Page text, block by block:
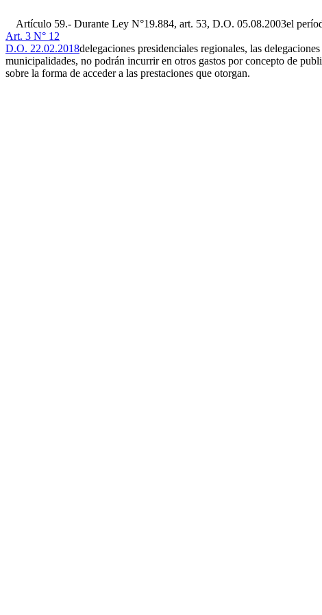
Artículo 59.- Durante Ley N°19.884, art. 53, D.O. 05.08.2003el
Art. 3 N° 12
D.O. 22.02.2018delegaciones presidenciales regionales, las
municipalidades, no podrán incurrir en otros gastos por concepto de
sobre la forma de acceder a las prestaciones que otorgan.